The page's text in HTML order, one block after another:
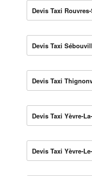
Devis Taxi
Devis Taxi
Devis Taxi
Devis Taxi Yèvre-
Devis Taxi Yèvre-